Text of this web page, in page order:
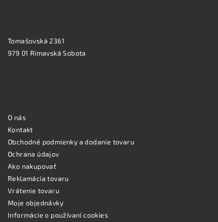
Tomašovská 2361
979 01 Rimavská Sobota
O nás
Kontakt
Obchodné podmienky a dodanie tovaru
Ochrana údajov
Ako nakupovať
Reklamácia tovaru
Vrátenie tovaru
Moje objednávky
Informácie o používaní cookies